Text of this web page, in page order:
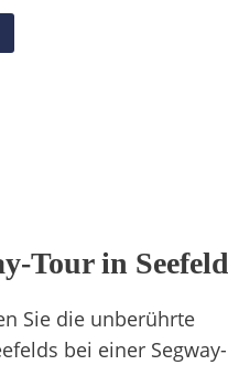
Tour in Seefeld
Sie die unberührte
bei einer Segway-